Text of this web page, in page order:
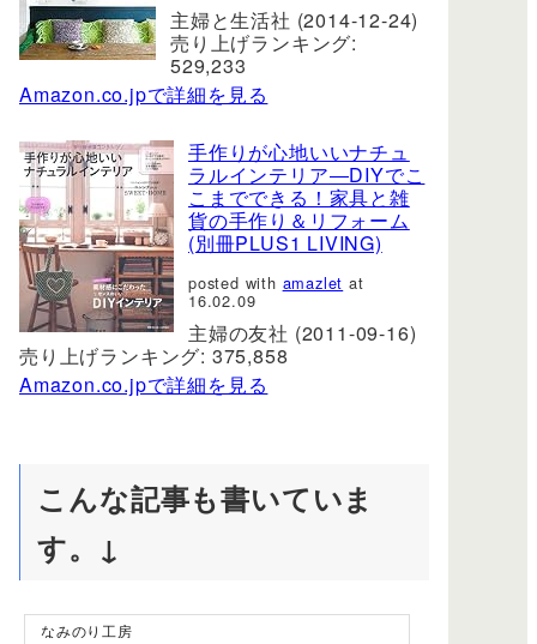
主婦と生活社 (2014-12-24)
売り上げランキング:
529,233
Amazon.co.jpで詳細を見る
手作りが心地いいナチュ
ラルインテリア―DIYでこ
こまでできる！家具と雑
貨の手作り＆リフォーム
(別冊PLUS1 LIVING)
posted with amazlet at
16.02.09
主婦の友社 (2011-09-16)
売り上げランキング: 375,858
Amazon.co.jpで詳細を見る
こんな記事も書いていま
す。↓
なみのり工房